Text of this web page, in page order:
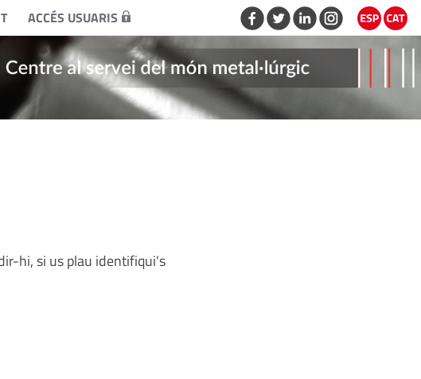
ACCÉS USUARIS
hi, si us plau identifiqui's